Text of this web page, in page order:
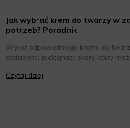
Jak wybrać krem do twarzy w
potrzeb? Poradnik
Wybór odpowiedniego kremu do
codziennej pielęgnacji skóry, który
kremów oraz wiedzieć, jak dopasować
Czytaj dalej